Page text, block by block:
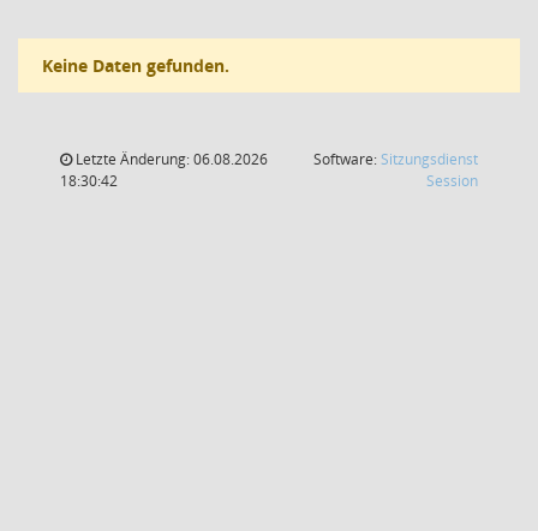
Keine Daten gefunden.
Letzte Änderung: 06.08.2026
18:30:42
Software: Sitzungsdienst
Session(Wird in